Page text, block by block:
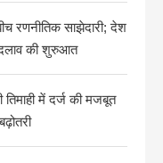
रणनीतिक साझेदारी; देश
की शुरुआत
में दर्ज की मजबूत